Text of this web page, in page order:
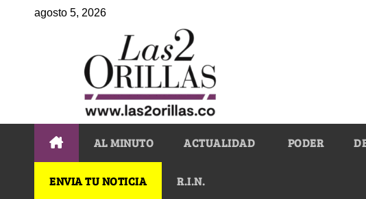
agosto 5, 2026
AL MINUTO ACTUALIDAD PODER
ENVIA TU NOTICIA R.I.N.